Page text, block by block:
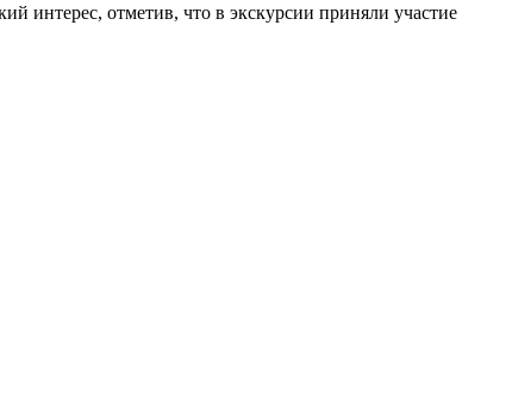
интерес, отметив, что в экскурсии приняли участие